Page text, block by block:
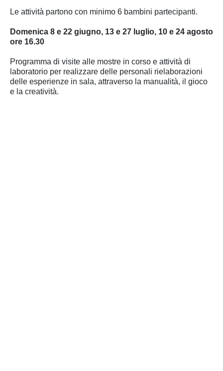
Le attività partono con minimo 6 bambini partecipanti.
Domenica 8 e 22 giugno, 13 e 27 luglio, 10 e 24 agosto
ore 16.30
Programma di visite alle mostre in corso e attività di
laboratorio per realizzare delle personali rielaborazioni
delle esperienze in sala, attraverso la manualità, il gioco
e la creatività.